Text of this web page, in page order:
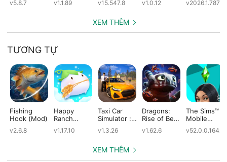
v5.8.7 v1.1.89 v15.547.8
Edition
v1.0.12 v2026.1.787
XEM THÊM
TƯƠNG TỰ
Fishing
Hook (Mod)
v2.6.8
Happy
Ranch
v1.17.10
Taxi Car
Simulator :
v1.3.26
Dragons:
Rise of Berk
v1.62.6
The Sims™
Mobile
XEM THÊM